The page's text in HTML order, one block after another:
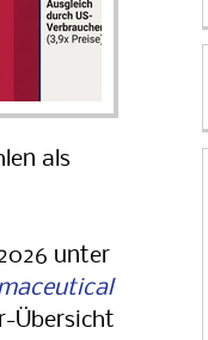
als
unter
Übersicht